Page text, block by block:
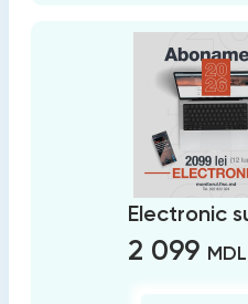
Electronic
2 099 MDL